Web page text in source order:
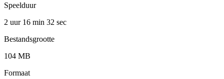
Speelduur
2 uur 16 min 32 sec
Bestandsgrootte
104 MB
Formaat